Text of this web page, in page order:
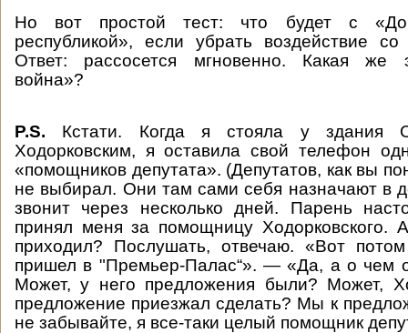
Но вот простой тест: что будет с
республикой», если убрать воздействие
Ответ: рассосется мгновенно. Какая же
война»?
P.S. Кстати. Когда я стояла у здания
Ходорковским, я оставила свой телефон
«помощников депутата». (Депутатов, как вы
не выбирал. Они там сами себя назначают в
звонит через несколько дней. Парень
принял меня за помощницу Ходорковского.
приходил? Послушать, отвечаю. «Вот
пришел в "Премьер-Палас“». — «Да, а о чем
Может, у него предложения были? Может,
предложение приезжал сделать? Мы к
не забывайте, я все-таки целый помощник